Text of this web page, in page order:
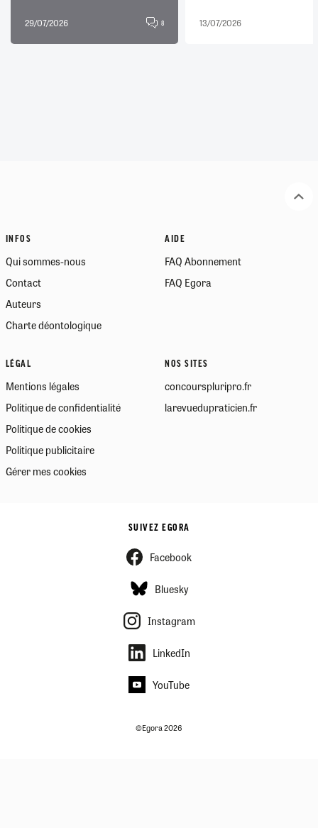
29/07/2026 8 13/07/2026
INFOS
Qui sommes-nous
Contact
Auteurs
Charte déontologique
AIDE
FAQ Abonnement
FAQ Egora
LÉGAL
Mentions légales
Politique de confidentialité
Politique de cookies
Politique publicitaire
Gérer mes cookies
NOS SITES
concourspluripro.fr
larevuedupraticien.fr
SUIVEZ EGORA
Facebook
Bluesky
Instagram
LinkedIn
YouTube
©Egora 2026